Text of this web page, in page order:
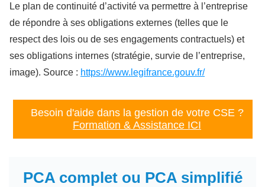
Le plan de continuité d’activité va permettre à l’entreprise
de répondre à ses obligations externes (telles que le
respect des lois ou de ses engagements contractuels) et
ses obligations internes (stratégie, survie de l’entreprise,
image). Source : https://www.legifrance.gouv.fr/
Besoin d'aide dans la gestion de votre CSE ?
Formation & Assistance ICI
PCA complet ou PCA simplifié